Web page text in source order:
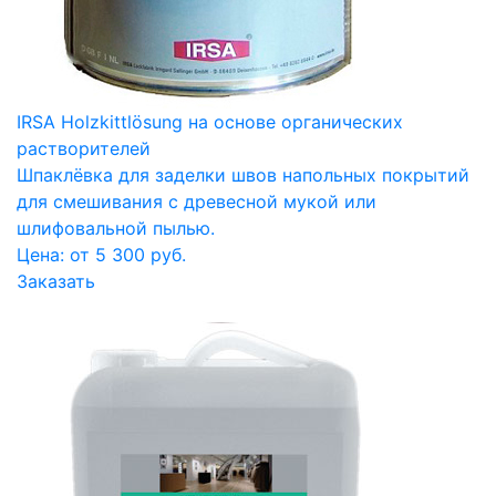
IRSA Holzkittlösung на основе органических
растворителей
Шпаклёвка для заделки швов напольных покрытий
для смешивания с древесной мукой или
шлифовальной пылью.
Цена: от 5 300 руб.
Заказать